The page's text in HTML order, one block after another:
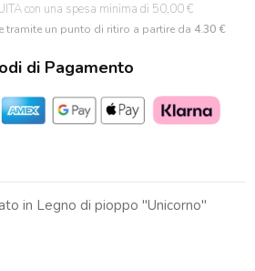
con una spesa minima di 50,00 €
un punto di ritiro a partire da 4.30 €
di Pagamento
in Legno di pioppo "Unicorno"